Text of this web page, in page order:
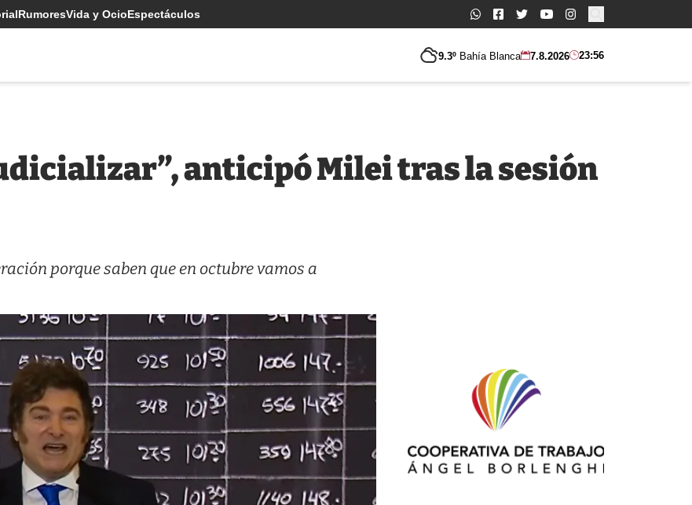
RumoresVida y OcioEspectáculos Buscar:
9.3º Bahía Blanca 7.8.2026 23:56
anticipó Milei tras la sesión
porque saben que en octubre vamos a